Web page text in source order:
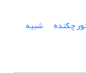
چکنده شبیه